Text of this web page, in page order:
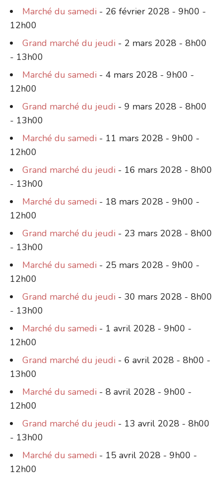
Marché du samedi - 26 février 2028 - 9h00 -
12h00
Grand marché du jeudi - 2 mars 2028 - 8h00
- 13h00
Marché du samedi - 4 mars 2028 - 9h00 -
12h00
Grand marché du jeudi - 9 mars 2028 - 8h00
- 13h00
Marché du samedi - 11 mars 2028 - 9h00 -
12h00
Grand marché du jeudi - 16 mars 2028 - 8h00
- 13h00
Marché du samedi - 18 mars 2028 - 9h00 -
12h00
Grand marché du jeudi - 23 mars 2028 - 8h00
- 13h00
Marché du samedi - 25 mars 2028 - 9h00 -
12h00
Grand marché du jeudi - 30 mars 2028 - 8h00
- 13h00
Marché du samedi - 1 avril 2028 - 9h00 -
12h00
Grand marché du jeudi - 6 avril 2028 - 8h00 -
13h00
Marché du samedi - 8 avril 2028 - 9h00 -
12h00
Grand marché du jeudi - 13 avril 2028 - 8h00
- 13h00
Marché du samedi - 15 avril 2028 - 9h00 -
12h00